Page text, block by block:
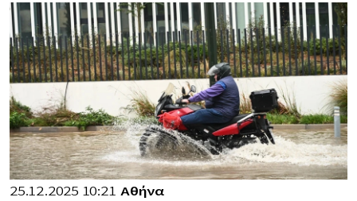
25.12.2025 10:21 Αθήνα